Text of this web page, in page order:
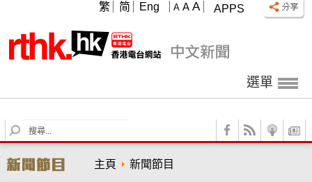
APPS
A A A
繁 简 Eng
選單
S
e
r
主頁 新聞節目